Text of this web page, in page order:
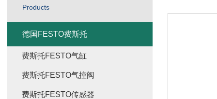
Products
德国FESTO费斯托
费斯托FESTO气缸
费斯托FESTO气控阀
费斯托FESTO传感器